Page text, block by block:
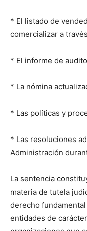
* El listado de
comercializar a
* El informe de
* La nómina
* Las políticas y
* Las resoluciones
Administración
La sentencia
materia de tutela
derecho
entidades de